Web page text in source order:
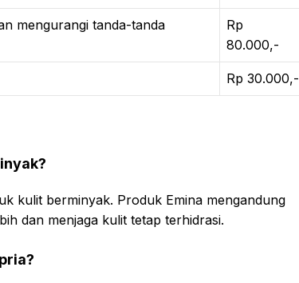
mengurangi tanda-tanda
Rp
80.000,-
Rp 30.000,-
kulit berminyak. Produk Emina mengandung
dan menjaga kulit tetap terhidrasi.